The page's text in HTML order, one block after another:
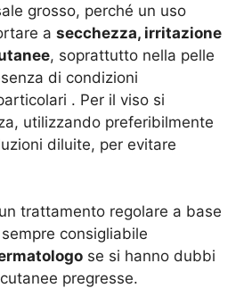
grosso, perché un uso
a secchezza, irritazione
, soprattutto nella pelle
di condizioni
. Per il viso si
utilizzando preferibilmente
diluite, per evitare
trattamento regolare a base
consigliabile
se si hanno dubbi
pregresse.